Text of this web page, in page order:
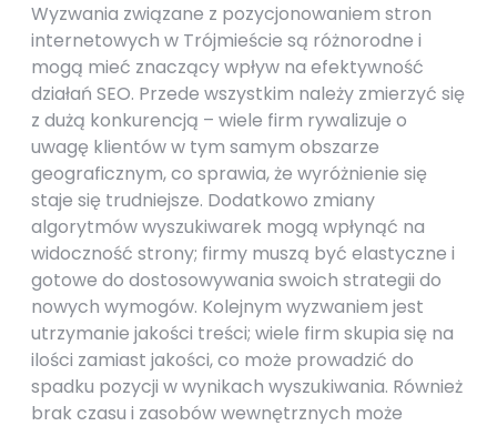
Wyzwania związane z pozycjonowaniem stron
internetowych w Trójmieście są różnorodne i
mogą mieć znaczący wpływ na efektywność
działań SEO. Przede wszystkim należy zmierzyć się
z dużą konkurencją – wiele firm rywalizuje o
uwagę klientów w tym samym obszarze
geograficznym, co sprawia, że wyróżnienie się
staje się trudniejsze. Dodatkowo zmiany
algorytmów wyszukiwarek mogą wpłynąć na
widoczność strony; firmy muszą być elastyczne i
gotowe do dostosowywania swoich strategii do
nowych wymogów. Kolejnym wyzwaniem jest
utrzymanie jakości treści; wiele firm skupia się na
ilości zamiast jakości, co może prowadzić do
spadku pozycji w wynikach wyszukiwania. Również
brak czasu i zasobów wewnętrznych może